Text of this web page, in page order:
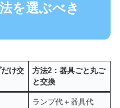
を選ぶべき
け交
方法2：器具ごと丸ご
と交換
ランプ代＋器具代